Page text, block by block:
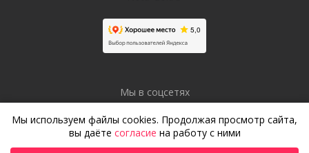
Мы в соцсетях
Мы используем файлы cookies. Продолжая просмотр сайта,
вы даёте согласие на работу с ними